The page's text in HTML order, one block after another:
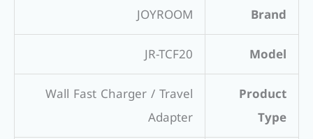
Brand
JOYROOM
Model
JR-TCF20
Product
Type
Wall Fast Charger / Travel
Adapter